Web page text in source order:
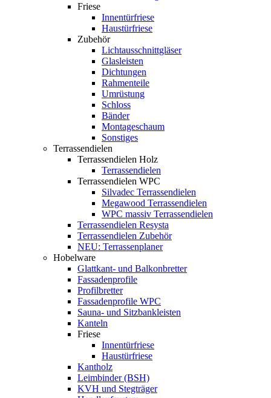
Friese
Innentürfriese
Haustürfriese
Zubehör
Lichtausschnittgläser
Glasleisten
Dichtungen
Rahmenteile
Umrüstung
Schloss
Bänder
Montageschaum
Sonstiges
Terrassendielen
Terrassendielen Holz
Terrassendielen
Terrassendielen WPC
Silvadec Terrassendielen
Megawood Terrassendielen
WPC massiv Terrassendielen
Terrassendielen Resysta
Terrassendielen Zubehör
NEU: Terrassenplaner
Hobelware
Glattkant- und Balkonbretter
Fassadenprofile
Profilbretter
Fassadenprofile WPC
Sauna- und Sitzbankleisten
Kanteln
Friese
Innentürfriese
Haustürfriese
Kantholz
Leimbinder (BSH)
KVH und Stegträger